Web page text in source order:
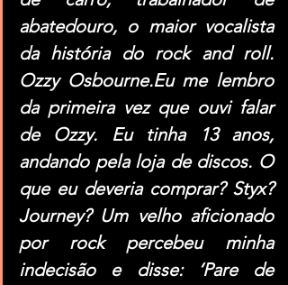
abatedouro, o maior vocalista
da história do rock and roll.
Ozzy Osbourne.Eu me lembro
da primeira vez que ouvi falar
de Ozzy. Eu tinha 13 anos,
andando pela loja de discos. O
que eu deveria comprar? Styx?
Journey? Um velho aficionado
por rock percebeu minha
indecisão e disse: ‘Pare de